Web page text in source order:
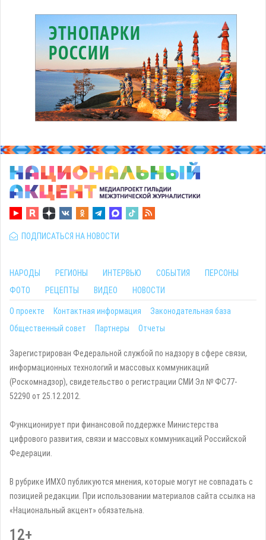
ПОДПИСАТЬСЯ НА НОВОСТИ
НАРОДЫ РЕГИОНЫ ИНТЕРВЬЮ СОБЫТИЯ
ПЕРСОНЫ
ФОТО
РЕЦЕПТЫ ВИДЕО НОВОСТИ
О проекте Контактная информация
Законодательная база
Общественный совет
Партнеры Отчеты
Зарегистрирован Федеральной службой по надзору в сфере связи,
информационных технологий и массовых коммуникаций
(Роскомнадзор), свидетельство о регистрации СМИ Эл № ФС77-
52290 от 25.12.2012.
Функционирует при финансовой поддержке Министерства
цифрового развития, связи и массовых коммуникаций Российской
Федерации.
В рубрике ИМХО публикуются мнения, которые могут не совпадать с
позицией редакции. При использовании материалов сайта ссылка на
«Национальный акцент» обязательна.
12+